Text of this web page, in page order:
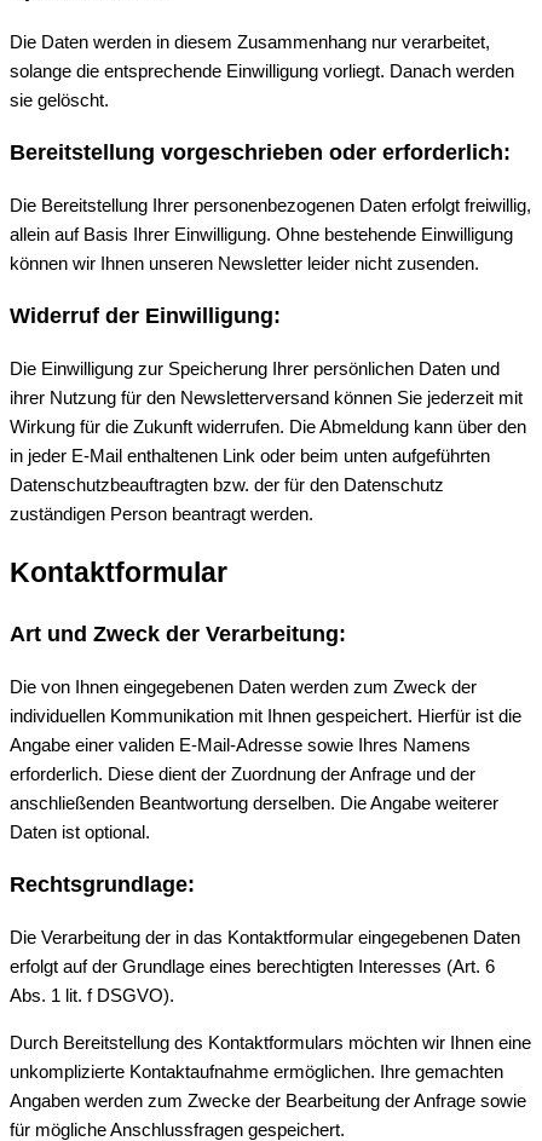
Die Daten werden in diesem Zusammenhang nur verarbeitet,
solange die entsprechende Einwilligung vorliegt. Danach werden
sie gelöscht.
Bereitstellung vorgeschrieben oder erforderlich:
Die Bereitstellung Ihrer personenbezogenen Daten erfolgt freiwillig,
allein auf Basis Ihrer Einwilligung. Ohne bestehende Einwilligung
können wir Ihnen unseren Newsletter leider nicht zusenden.
Widerruf der Einwilligung:
Die Einwilligung zur Speicherung Ihrer persönlichen Daten und
ihrer Nutzung für den Newsletterversand können Sie jederzeit mit
Wirkung für die Zukunft widerrufen. Die Abmeldung kann über den
in jeder E-Mail enthaltenen Link oder beim unten aufgeführten
Datenschutzbeauftragten bzw. der für den Datenschutz
zuständigen Person beantragt werden.
Kontaktformular
Art und Zweck der Verarbeitung:
Die von Ihnen eingegebenen Daten werden zum Zweck der
individuellen Kommunikation mit Ihnen gespeichert. Hierfür ist die
Angabe einer validen E-Mail-Adresse sowie Ihres Namens
erforderlich. Diese dient der Zuordnung der Anfrage und der
anschließenden Beantwortung derselben. Die Angabe weiterer
Daten ist optional.
Rechtsgrundlage:
Die Verarbeitung der in das Kontaktformular eingegebenen Daten
erfolgt auf der Grundlage eines berechtigten Interesses (Art. 6
Abs. 1 lit. f DSGVO).
Durch Bereitstellung des Kontaktformulars möchten wir Ihnen eine
unkomplizierte Kontaktaufnahme ermöglichen. Ihre gemachten
Angaben werden zum Zwecke der Bearbeitung der Anfrage sowie
für mögliche Anschlussfragen gespeichert.